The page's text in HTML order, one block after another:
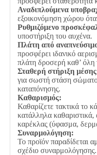
Αναδιπλούμενα
εξοικονόμηση χώρου
Ρυθμιζόμενο
υποστήριξη του αυχένα.
Πλάτη από
προσφέρει ιδανικό
πλάτη δροσερή καθ’ όλη
Σταθερή στήριξη
για σωστή στάση
καταπόνησης.
Καθαρισμός:
Καθαρίζετε τακτικά το
κατάλληλα καθαριστικά,
καρέκλας (ύφασμα,
Συναρμολόγηση:
Το προϊόν παραδίδεται
σχέδιο συναρμολόγησης.